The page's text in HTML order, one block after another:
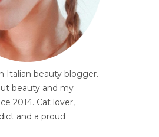
Italian beauty blogger.
beauty and my
2014. Cat lover,
and a proud